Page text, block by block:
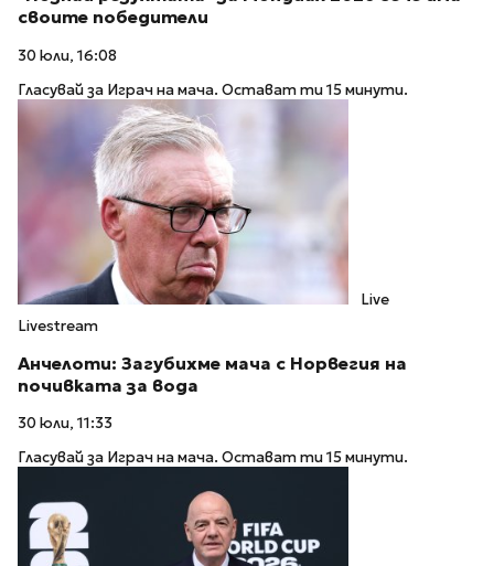
своите победители
30 юли, 16:08
Гласувай за Играч на мача. Остават ти 15 минути.
Live
Livestream
Анчелоти: Загубихме мача с Норвегия на
почивката за вода
30 юли, 11:33
Гласувай за Играч на мача. Остават ти 15 минути.